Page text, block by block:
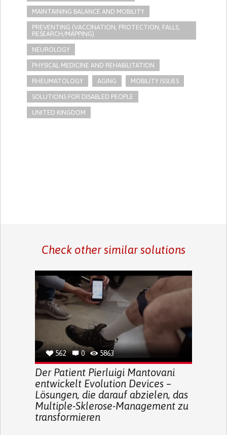
MAINTAINING BALANCE AND MOBILITY
PREVENTING (VACCINATION, PROTECTION, FALLS,
RESEARCH/MAPPING)
NEUROLOGY
PHYSICAL MEDICINE AND REHABILITATION
RHEUMATOLOGY AGING MOBILITY ISSUES
SOLUTIONS FOR DISABLED PEOPLE
UNITED KINGDOM
Check other similar solutions
562 0 5863
Der Patient Pierluigi Mantovani
entwickelt Evolution Devices –
Lösungen, die darauf abzielen, das
Multiple-Sklerose-Management zu
transformieren